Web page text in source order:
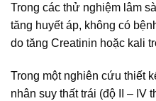
Trong các thử nghiệm lâm
tăng huyết áp, không có
do tăng Creatinin hoặc kali
Trong một nghiên cứu thiết
nhân suy thất trái (độ II – IV